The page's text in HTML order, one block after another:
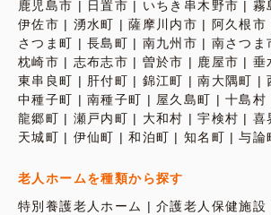
鹿児島市
日置市 いちき串木野市 霧
伊佐市
湧水町 薩摩川内市 阿久根市
さつま町
長島町 南九州市 南さつま
枕崎市
志布志市 曽於市 鹿屋市 垂
東串良町
肝付町 錦江町 南大隅町
中種子町
南種子町 屋久島町 十島村
龍郷町
瀬戸内町 大和村 宇検村 喜
天城町
伊仙町 和泊町 知名町 与論
老人ホームを種類から探す
特別養護老人ホーム
介護老人保健施設